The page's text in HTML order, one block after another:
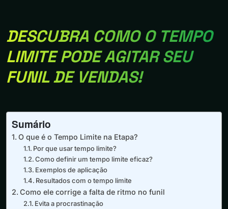
DESCUBRA COMO O TEMPO
LIMITE PODE AGITAR SEU
FUNIL DE VENDAS!
Sumário
O que é o Tempo Limite na Etapa?
Por que usar tempo limite?
Como definir um tempo limite eficaz?
Exemplos de aplicação
Resultados com o tempo limite
Como ele corrige a falta de ritmo no funil
Evita a procrastinação